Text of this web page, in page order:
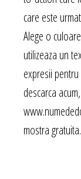
care este
Alege o
utilizeaza un
expresii
descarca
mostra gratuita.